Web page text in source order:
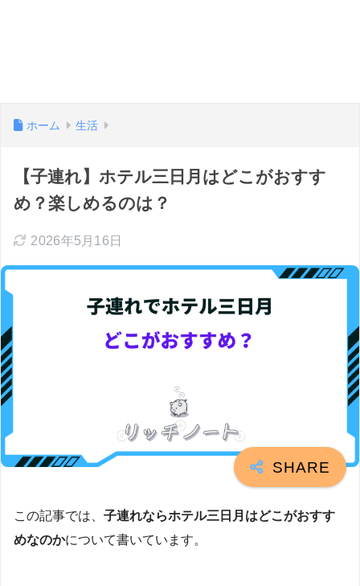
ホーム 生活
【子連れ】ホテル三日月はどこがおすす
め？楽しめるのは？
2026年5月16日
この記事では、 子連れならホテル三日月はどこがおすす
めなのかについて書いています。